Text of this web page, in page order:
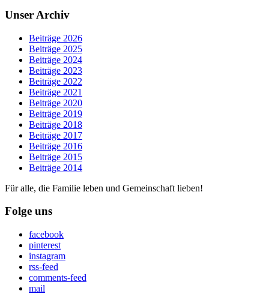
Unser Archiv
Beiträge 2026
Beiträge 2025
Beiträge 2024
Beiträge 2023
Beiträge 2022
Beiträge 2021
Beiträge 2020
Beiträge 2019
Beiträge 2018
Beiträge 2017
Beiträge 2016
Beiträge 2015
Beiträge 2014
Für alle, die Familie leben und Gemeinschaft lieben!
Folge uns
facebook
pinterest
instagram
rss-feed
comments-feed
mail